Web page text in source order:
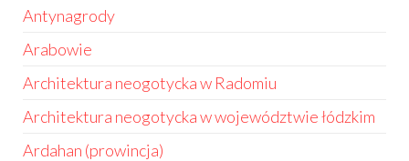
Antynagrody
Arabowie
Architektura neogotycka w Radomiu
Architektura neogotycka w województwie łódzkim
Ardahan (prowincja)